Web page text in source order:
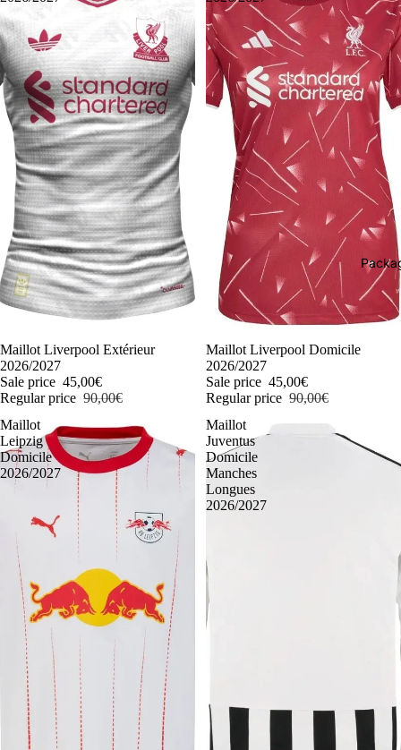
-50%
Maillot Liverpool Extérieur
2026/2027
Sale price 45,00€
Regular price 90,00€
-50%
Maillot Liverpool Domicile
2026/2027
Sale price 45,00€
Regular price 90,00€
Maillot
Leipzig
Domicile
2026/2027
Maillot
Juventus
Domicile
Manches
Longues
2026/2027